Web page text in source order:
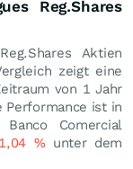
Reg.Shares
Aktien
zeigt eine
von 1 Jahr
Performance ist in
Comercial
%unter dem